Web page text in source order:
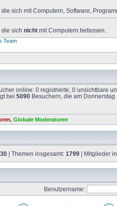
sich mit Computern, Software,
die sich nicht mit Computern befassen.
Team
online: 0 registrierte, 0 unsichtbare
bei 5090 Besuchern, die am
, Globale Moderatoren
| Themen insgesamt: 1799 | Mitglieder
Benutzername: